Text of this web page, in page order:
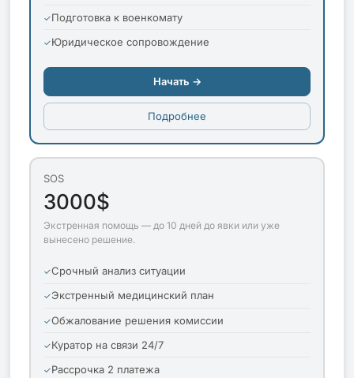
Подготовка к военкомату
Юридическое сопровождение
Начать →
Подробнее
SOS
3000$
Экстренная помощь — до 10 дней до явки или уже
вынесено решение.
Срочный анализ ситуации
Экстренный медицинский план
Обжалование решения комиссии
Куратор на связи 24/7
Рассрочка 2 платежа